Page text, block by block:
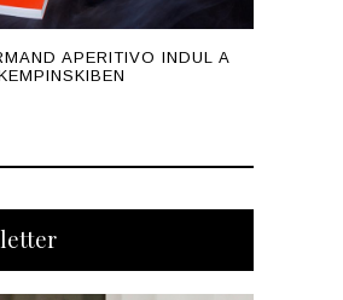
APERITIVO INDUL A
letter